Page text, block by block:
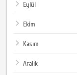
Eylül
Ekim
Kasım
Aralık